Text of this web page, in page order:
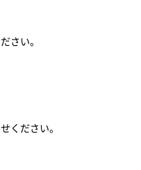
さい。
ください。